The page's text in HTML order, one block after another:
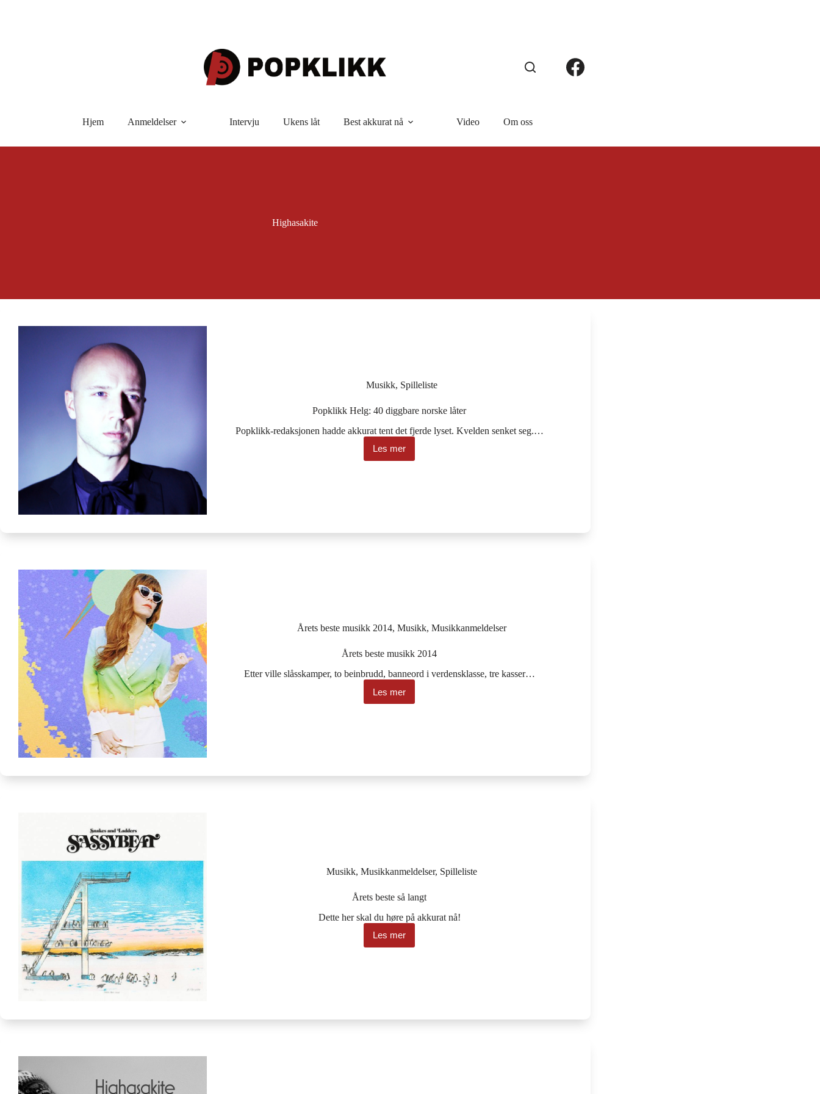
Hjem Anmeldelser Intervju Ukens låt Best akkurat nå Video Om oss
Highasakite
Musikk, Spilleliste
Popklikk Helg: 40 diggbare norske låter
Popklikk-redaksjonen hadde akkurat tent det fjerde lyset. Kvelden senket seg.…
Les mer
Popklikk
Helg:
Årets beste musikk 2014, Musikk, Musikkanmeldelser
Årets beste musikk 2014
Etter ville slåsskamper, to beinbrudd, banneord i verdensklasse, tre kasser…
Les mer
Årets
beste
Musikk, Musikkanmeldelser, Spilleliste
Årets beste så langt
Dette her skal du høre på akkurat nå!
Les mer
Årets
beste